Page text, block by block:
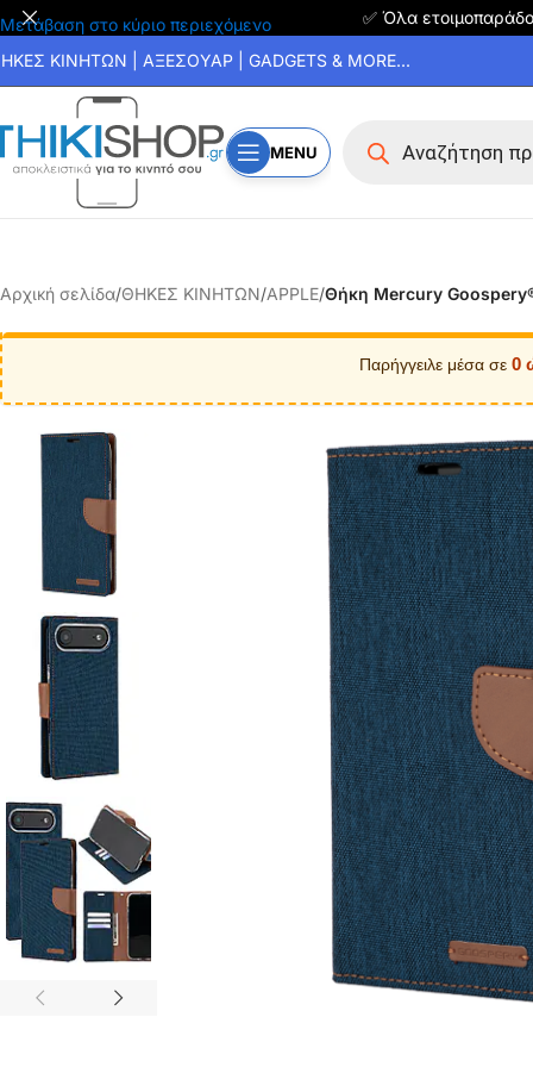
Μετάβαση στο κύριο περιεχόμενο ✅ Όλα
ΚΙΝΗΤΩΝ | ΑΞΕΣΟΥΑΡ | GADGETS & MORE...
MENU
Αρχική σελίδα/ΘΗΚΕΣ ΚΙΝΗΤΩΝ/APPLE/Θήκη Mercury
Παρήγγειλε μέσα σε 0